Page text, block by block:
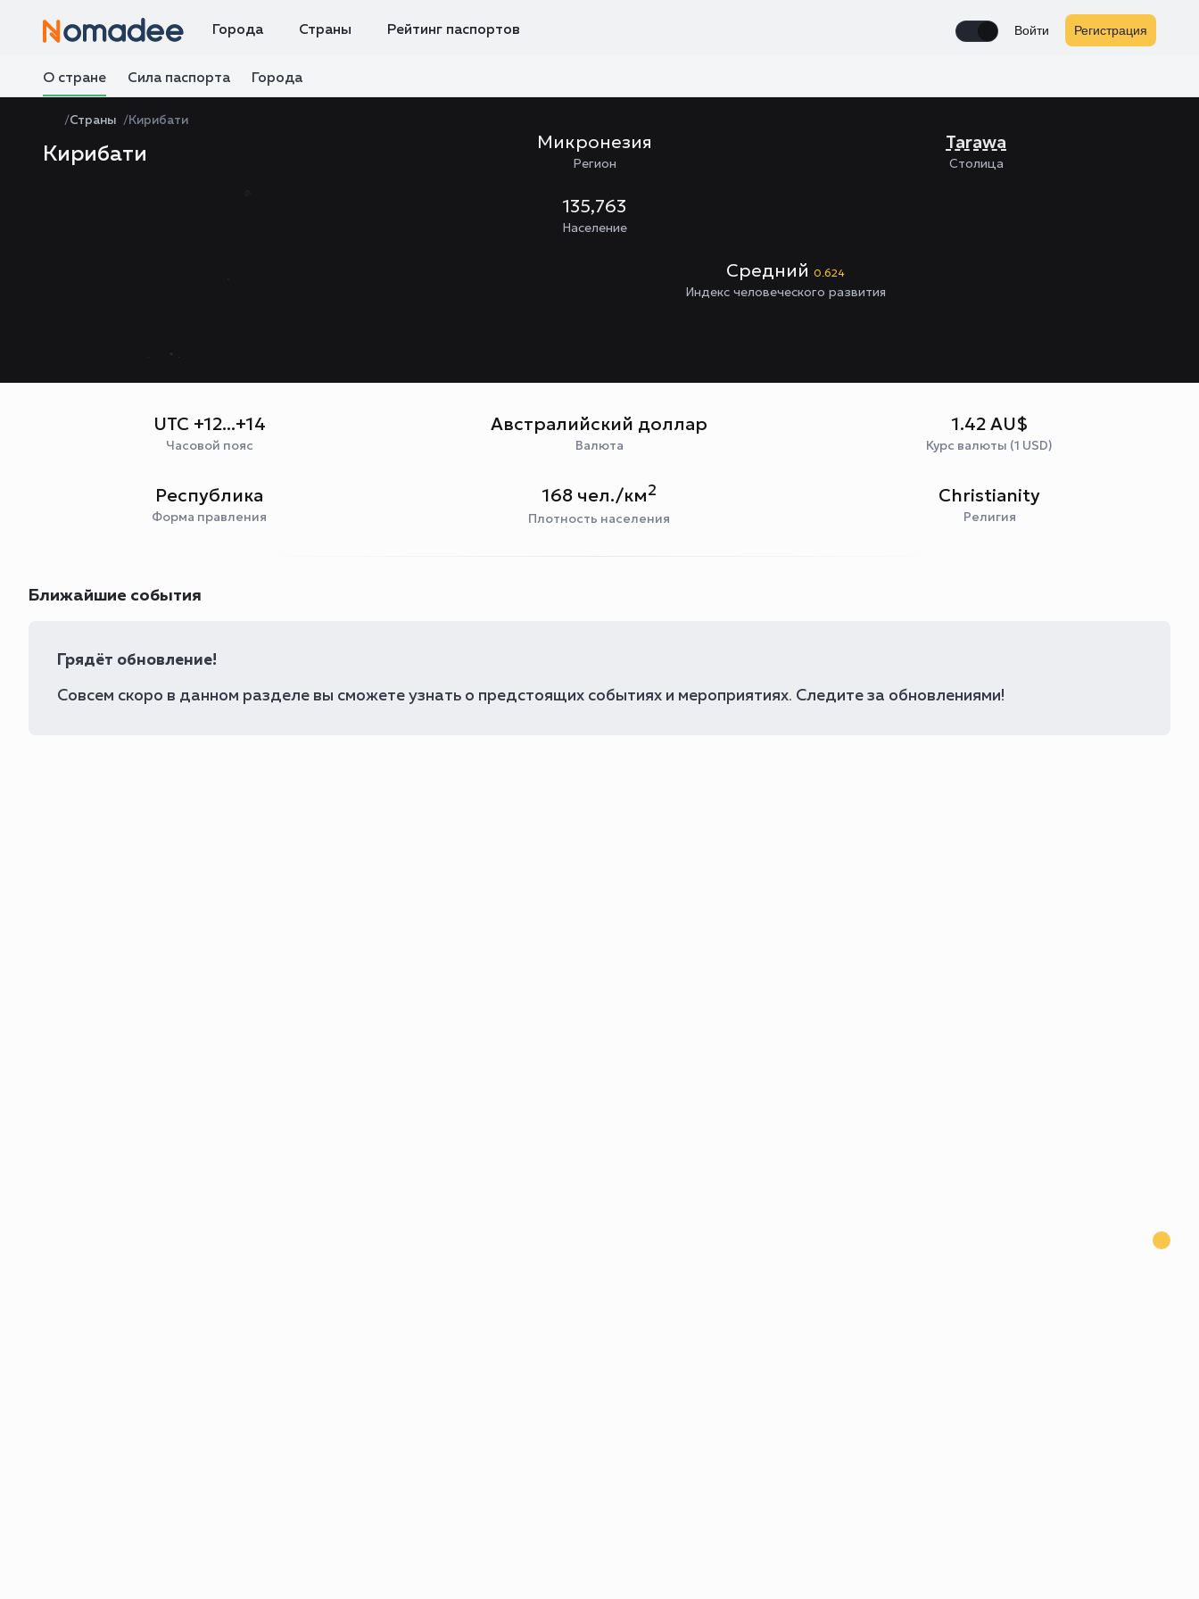
Города Страны Рейтинг паспортов Enable notifications
Войти Регистрация
О стране Сила паспорта Города
Страны Кирибати
Кирибати
Микронезия
Регион
Tarawa
Столица
135,763
Население
Средний 0.624
Индекс человеческого развития
UTC +12...+14
Часовой пояс
Австралийский доллар
Валюта
1.42 AU$
Курс валюты (1 USD)
Республика
Форма правления
168 чел./км2
Плотность населения
Christianity
Религия
Ближайшие события
Грядёт обновление!
Совсем скоро в данном разделе вы сможете узнать о предстоящих событиях и мероприятиях. Следите за обновлениями!